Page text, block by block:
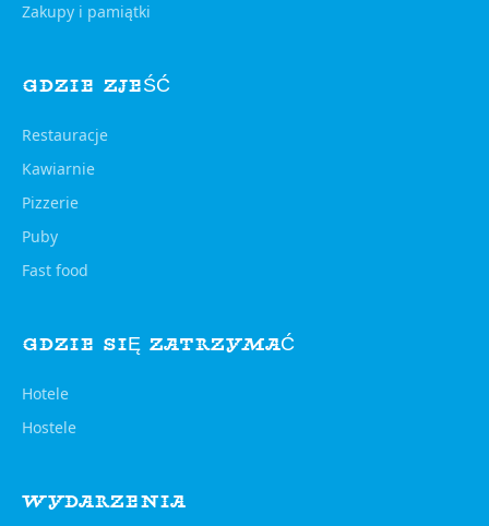
Zakupy i pamiątki
GDZIE ZJEŚĆ
Restauracje
Kawiarnie
Pizzerie
Puby
Fast food
GDZIE SIĘ ZATRZYMAĆ
Hotele
Hostele
WYDARZENIA